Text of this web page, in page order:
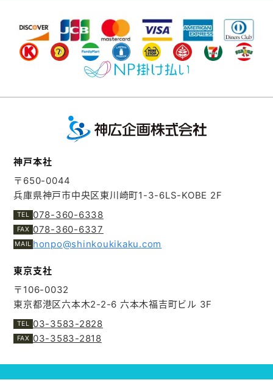
神戸本社
〒650-0044
兵庫県神戸市中央区東川崎町1-3-6LS-KOBE 2F
078-360-6338
078-360-6337
honpo@shinkoukikaku.com
東京支社
〒106-0032
東京都港区六本木2-2-6 六本木福吉町ビル 3F
03-3583-2828
03-3583-2818